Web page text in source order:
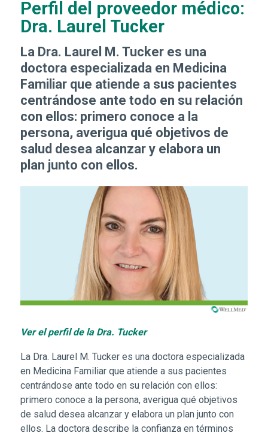
Perfil del proveedor médico:
Dra. Laurel Tucker
La Dra. Laurel M. Tucker es una
doctora especializada en Medicina
Familiar que atiende a sus pacientes
centrándose ante todo en su relación
con ellos: primero conoce a la
persona, averigua qué objetivos de
salud desea alcanzar y elabora un
plan junto con ellos.
Ver el perfil de la Dra. Tucker
La Dra. Laurel M. Tucker es una doctora especializada
en Medicina Familiar que atiende a sus pacientes
centrándose ante todo en su relación con ellos:
primero conoce a la persona, averigua qué objetivos
de salud desea alcanzar y elabora un plan junto con
ellos. La doctora describe la confianza en términos